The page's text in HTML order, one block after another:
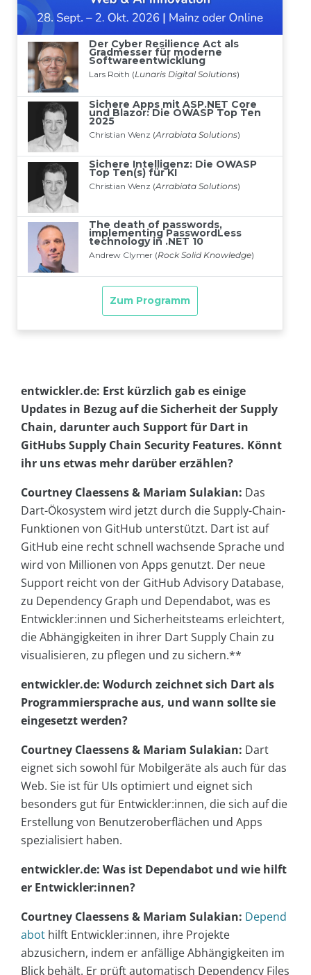
entwickler.de: Erst kürzlich gab es einige
Updates in Bezug auf die Sicherheit der Supply
Chain, darunter auch Support für Dart in
GitHubs Supply Chain Security Features. Könnt
ihr uns etwas mehr darüber erzählen?
Courtney Claessens & Mariam Sulakian: Das
Dart-Ökosystem wird jetzt durch die Supply-Chain-
Funktionen von GitHub unterstützt. Dart ist auf
GitHub eine recht schnell wachsende Sprache und
wird von Millionen von Apps genutzt. Der neue
Support reicht von der GitHub Advisory Database,
zu Dependency Graph und Dependabot, was es
Entwickler:innen und Sicherheitsteams erleichtert,
die Abhängigkeiten in ihrer Dart Supply Chain zu
visualisieren, zu pflegen und zu sichern.**
entwickler.de: Wodurch zeichnet sich Dart als
Programmiersprache aus, und wann sollte sie
eingesetzt werden?
Courtney Claessens & Mariam Sulakian: Dart
eignet sich sowohl für Mobilgeräte als auch für das
Web. Sie ist für UIs optimiert und eignet sich
besonders gut für Entwickler:innen, die sich auf die
Erstellung von Benutzeroberflächen und Apps
spezialisiert haben.
entwickler.de: Was ist Dependabot und wie hilft
er Entwickler:innen?
Courtney Claessens & Mariam Sulakian: Depend
abot hilft Entwickler:innen, ihre Projekte
abzusichern, indem er anfällige Abhängigkeiten im
Blick behält. Er prüft automatisch Dependency Files